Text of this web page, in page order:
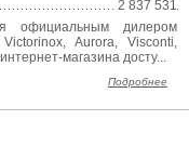
2 837 531
официальным дилером
Aurora, Visconti,
магазина досту...
Подробнее